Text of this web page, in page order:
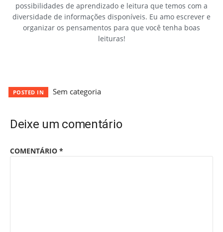
possibilidades de aprendizado e leitura que temos com a
diversidade de informações disponíveis. Eu amo escrever e
organizar os pensamentos para que você tenha boas
leituras!
POSTED IN Sem categoria
Deixe um comentário
COMENTÁRIO *